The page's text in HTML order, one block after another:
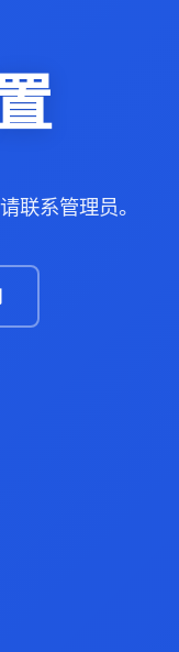
联系管理员。